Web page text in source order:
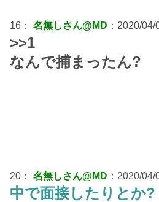
16： 名無しさん@MD ：2020/
>>1
なんで捕まったん?
20： 名無しさん@MD ：2020/
中で面接したりとか?